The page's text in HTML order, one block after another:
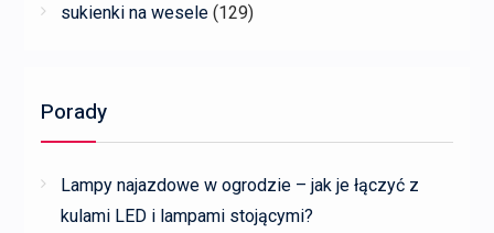
sukienki na wesele (129)
Porady
Lampy najazdowe w ogrodzie – jak je łączyć z
kulami LED i lampami stojącymi?